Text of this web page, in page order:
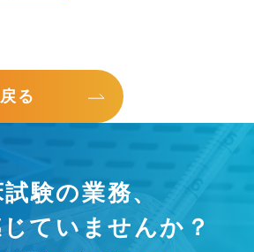
る
試験の業務、
ていませんか？